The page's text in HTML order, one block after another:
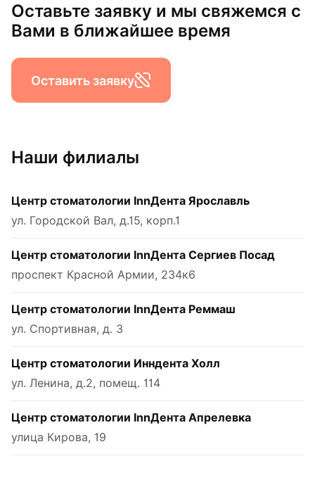
Оставьте заявку и мы свяжемся с
Вами в ближайшее время
Оставить заявку
Наши филиалы
Центр стоматологии InnДента Ярославль
ул. Городской Вал, д.15, корп.1
Центр стоматологии InnДента Сергиев Посад
проспект Красной Армии, 234к6
Центр стоматологии InnДента Реммаш
ул. Спортивная, д. 3
Центр стоматологии Инндента Холл
ул. Ленина, д.2, помещ. 114
Центр стоматологии InnДента Апрелевка
улица Кирова, 19